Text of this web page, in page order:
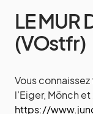
LE MUR
(VOstfr)
Vous
l’Eiger, Mönch
https://